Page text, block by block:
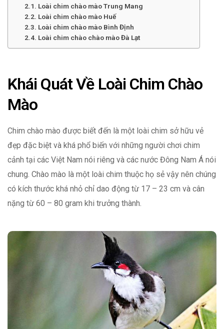
Loài chim chào mào Trung Mang
Loài chim chào mào Huế
Loài chim chào mào Bình Định
Loài chim chào chào mào Đà Lạt
Khái Quát Về Loài Chim Chào
Mào
Chim chào mào được biết đến là một loài chim sở hữu vẻ
đẹp đặc biệt và khá phổ biến với những người chơi chim
cảnh tại các Việt Nam nói riêng và các nước Đông Nam Á nói
chung. Chào mào là một loài chim thuộc họ sẻ vậy nên chúng
có kích thước khá nhỏ chỉ dao động từ 17 – 23 cm và cân
nặng từ 60 – 80 gram khi trưởng thành.